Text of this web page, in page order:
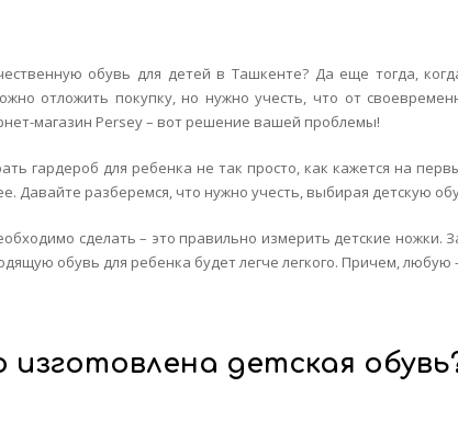
обувь для детей в Ташкенте? Да еще тогда,
отложить покупку, но нужно учесть, что от
магазин Persey – вот решение вашей проблемы!
гардероб для ребенка не так просто, как кажется на
Давайте разберемся, что нужно учесть, выбирая детскую
сделать – это правильно измерить детские ножки.
обувь для ребенка будет легче легкого. Причем,
изготовлена детская обувь